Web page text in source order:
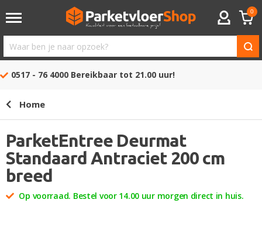
ACCOUNT
0
Waar
ben
opzoek?
0517 - 76 4000 Bereikbaar tot 21.00 uur!
Home
ParketEntree Deurmat
Standaard Antraciet ​200 cm
breed
Op voorraad. Bestel voor 14.00 uur morgen direct in huis.